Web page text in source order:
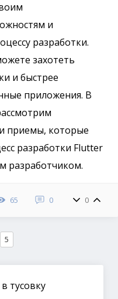
и
разработки.
захотеть
и быстрее
приложения. В
приемы, которые
разработки Flutter
разработчиком.
65 0 0
5
тусовку